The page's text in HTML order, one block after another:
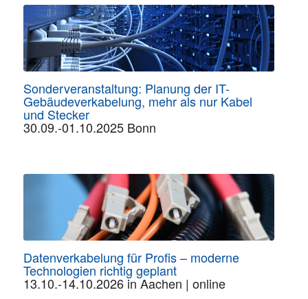
Sonderveranstaltung: Planung der IT-
Gebäudeverkabelung, mehr als nur Kabel
und Stecker
30.09.-01.10.2025 Bonn
Datenverkabelung für Profis – moderne
Technologien richtig geplant
13.10.-14.10.2026 in Aachen | online